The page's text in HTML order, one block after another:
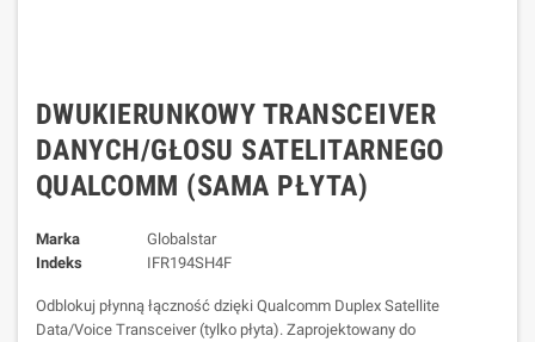
DWUKIERUNKOWY TRANSCEIVER
DANYCH/GŁOSU SATELITARNEGO
QUALCOMM (SAMA PŁYTA)
Marka
Globalstar
Indeks
IFR194SH4F
Odblokuj płynną łączność dzięki Qualcomm Duplex Satellite
Data/Voice Transceiver (tylko płyta). Zaprojektowany do